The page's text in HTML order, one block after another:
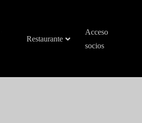
Restaurante
Acceso
socios